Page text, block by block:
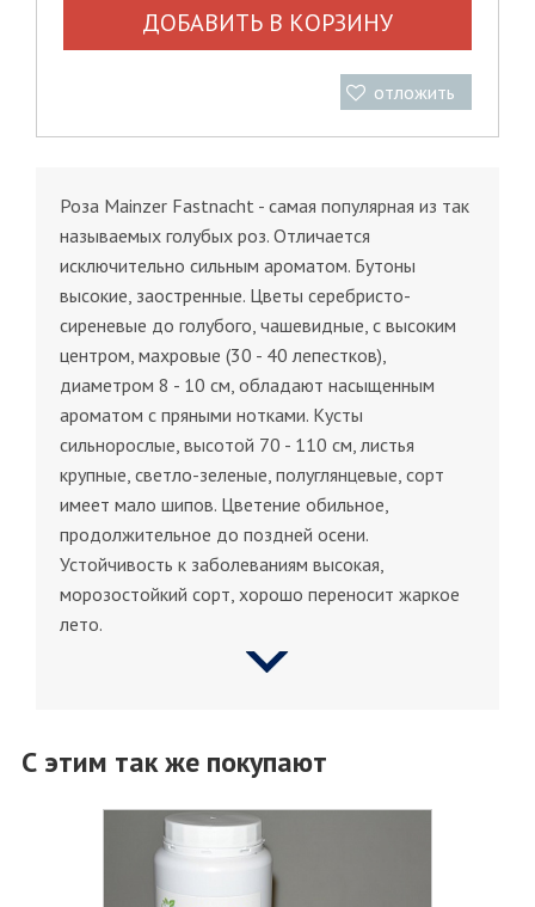
ДОБАВИТЬ В КОРЗИНУ
отложить
Роза Mainzer Fastnacht - самая популярная из так
называемых голубых роз. Отличается
исключительно сильным ароматом. Бутоны
высокие, заостренные. Цветы серебристо-
сиреневые до голубого, чашевидные, с высоким
центром, махровые (30 - 40 лепестков),
диаметром 8 - 10 см, обладают насыщенным
ароматом с пряными нотками. Кусты
сильнорослые, высотой 70 - 110 см, листья
крупные, светло-зеленые, полуглянцевые, сорт
имеет мало шипов. Цветение обильное,
продолжительное до поздней осени.
Устойчивость к заболеваниям высокая,
морозостойкий сорт, хорошо переносит жаркое
лето.
С этим так же покупают